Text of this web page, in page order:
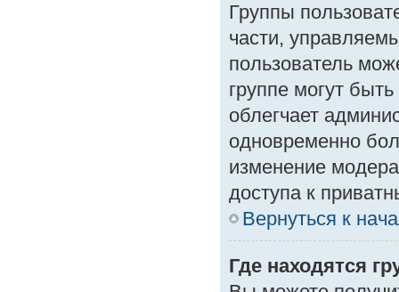
Группы
части,
пользователь
группе могут
облегчает
одновременно
изменение
доступа к
Вернуться к
Где находятся